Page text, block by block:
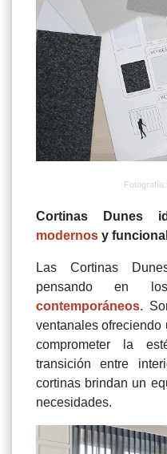
Cortinas Dunes
modernos y
Las Cortinas
pensando en
contemporáneos.
ventanales
comprometer la
transición entre
cortinas brindan un
necesidades.